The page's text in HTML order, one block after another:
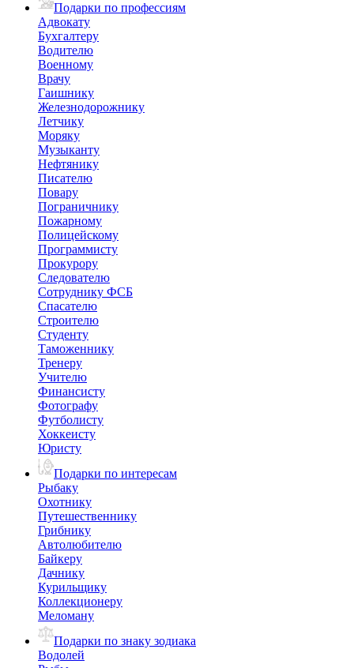
Подарки по профессиям
Адвокату
Бухгалтеру
Водителю
Военному
Врачу
Гаишнику
Железнодорожнику
Летчику
Моряку
Музыканту
Нефтянику
Писателю
Повару
Пограничнику
Пожарному
Полицейскому
Программисту
Прокурору
Следователю
Сотруднику ФСБ
Спасателю
Строителю
Студенту
Таможеннику
Тренеру
Учителю
Финансисту
Фотографу
Футболисту
Хоккеисту
Юристу
Подарки по интересам
Рыбаку
Охотнику
Путешественнику
Грибнику
Автолюбителю
Байкеру
Дачнику
Курильщику
Коллекционеру
Меломану
Подарки по знаку зодиака
Водолей